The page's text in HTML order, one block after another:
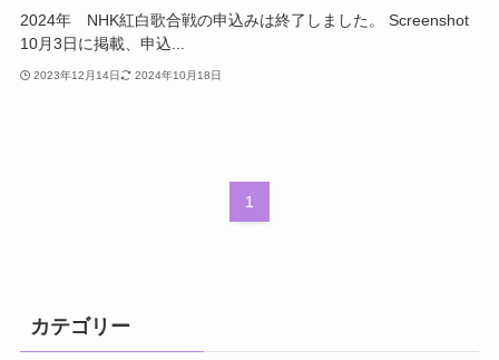
2024年 NHK紅白歌合戦の申込みは終了しました。 Screenshot
10月3日に掲載、申込...
2023年12月14日 2024年10月18日
1
カテゴリー